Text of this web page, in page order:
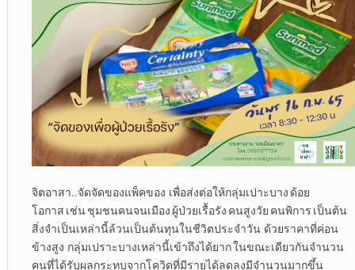
จิตอาสา..จัดจัดของแพ็คของ เพื่อส่งต่อให้กลุ่มเปาะบาง ด้อย
โอกาส เช่น ชุมชนคนจนเมือง ผู้ป่วยเรื้อรัง คนสูงวัย คนพิการ เป็นต้น
สิ่งจำเป็นเหล่านี้ล้วนเป็นต้นทุนในชีวิตประจำวัน ด้วยราคาที่ค่อน
ข้างสูง กลุ่มเปราะบางเหล่านี้เข้าถึงได้ยาก ในขณะเดียวกันจำนวน
คนที่ได้รับผลกระทบจากโควิดที่มีรายได้ลดลงมีจำนวนมากขึ้น